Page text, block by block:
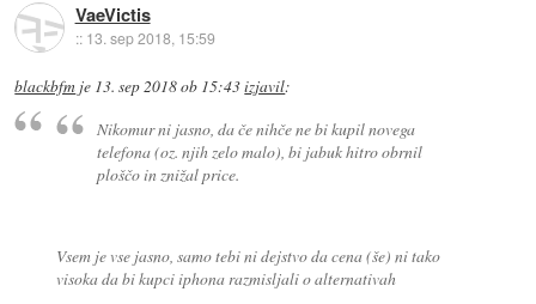
VaeVictis
:: 13. sep 2018, 15:59
blackbfm je 13. sep 2018 ob 15:43izjavil:
Nikomur ni jasno, da če nihče ne bi kupil novega
telefona (oz. njih zelo malo), bi jabuk hitro obrnil
ploščo in znižal price.
Vsem je vse jasno, samo tebi ni dejstvo da cena (še) ni tako
visoka da bi kupci iphona razmisljali o alternativah